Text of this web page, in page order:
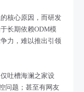
核心原因，而研发
长期依赖ODM模
力，难以推出引领
吐槽海澜之家设
问题；甚至有网友